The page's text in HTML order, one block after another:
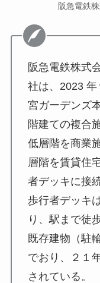
阪急電鉄
阪急電鉄株式
社は、2023
宮ガーデンズ
階建ての複合
低層階を商業
層階を賃貸住
者デッキに接
歩行者デッキ
り、駅まで徒
既存建物（駐
でおり、２１
されている。